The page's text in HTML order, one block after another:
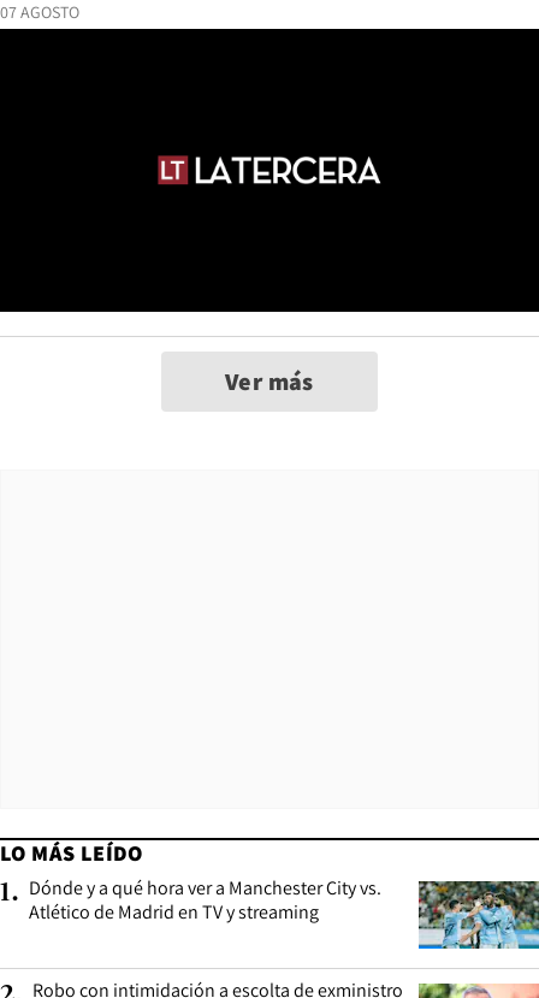
07 AGOSTO
Ver más
LO MÁS LEÍDO
1. Dónde y a qué hora ver a Manchester City vs.
Atlético de Madrid en TV y streaming
Robo con intimidación a escolta de exministro